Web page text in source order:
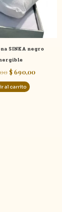
SINKA negro
$690,00
al carrito